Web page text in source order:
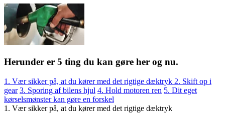
Herunder er 5 ting du kan gøre her og nu.
1. Vær sikker på, at du kører med det rigtige dæktryk 2. Skift op i
gear 3. Sporing af bilens hjul 4. Hold motoren ren 5. Dit eget
kørselsmønster kan gøre en forskel
1. Vær sikker på, at du kører med det rigtige dæktryk